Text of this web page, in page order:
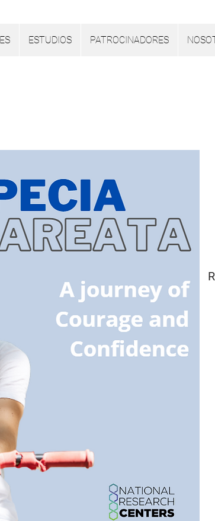
ESTUDIOS PATROCINADORES
Lista de